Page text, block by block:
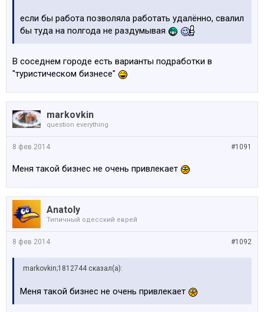
если бы работа позволяла работать удалённо, свалил
бы туда на полгода не раздумывая
В соседнем городе есть варианты подработки в
"туристическом бизнесе"
markovkin
question everything
#1091
8 фев 2014
Меня такой бизнес не очень привлекает
Anatoly
Типичный одесский еврей
#1092
8 фев 2014
markovkin;1812744 сказал(а):
Меня такой бизнес не очень привлекает